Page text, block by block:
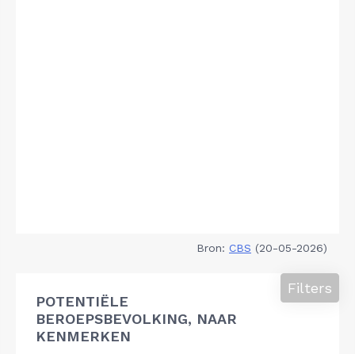
Bron: CBS (20-05-2026)
POTENTIËLE
BEROEPSBEVOLKING, NAAR
KENMERKEN
Filters